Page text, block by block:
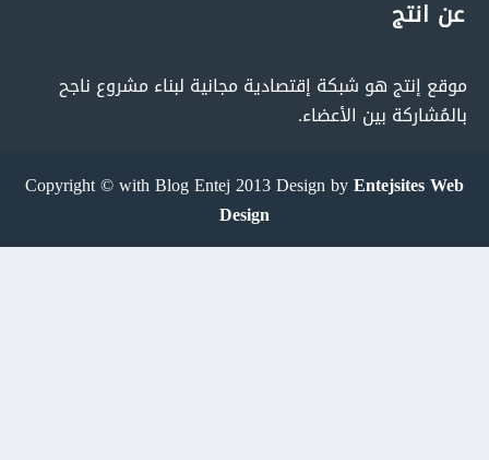
عن انتج
موقع إنتج هو شبكة إقتصادية مجانية لبناء مشروع ناجح
بالمُشاركة بين الأعضاء.
Copyright © with Blog Entej 2013 Design byEntejsites Web
Design